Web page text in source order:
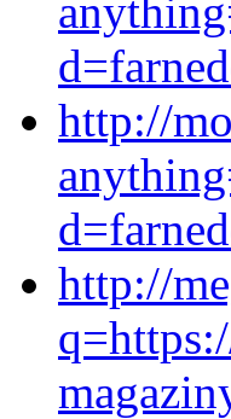
http://
http://